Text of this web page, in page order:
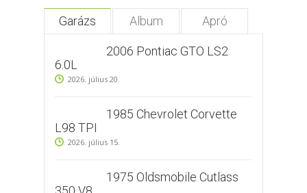
Garázs Album Apró
2006 Pontiac GTO LS2
6.0L
2026. július 20.
1985 Chevrolet Corvette
L98 TPI
2026. július 15.
1975 Oldsmobile Cutlass